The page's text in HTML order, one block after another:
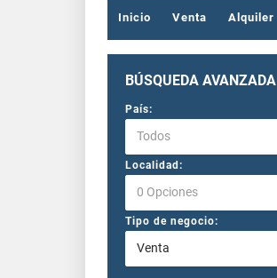
Inicio Venta Alquiler
BÚSQUEDA AVANZADA
País:
Todos
Localidad:
0 Opciones
Tipo de negocio:
Venta